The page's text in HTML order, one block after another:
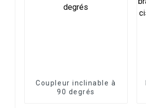
Coupleur inclinable à
90 degrés